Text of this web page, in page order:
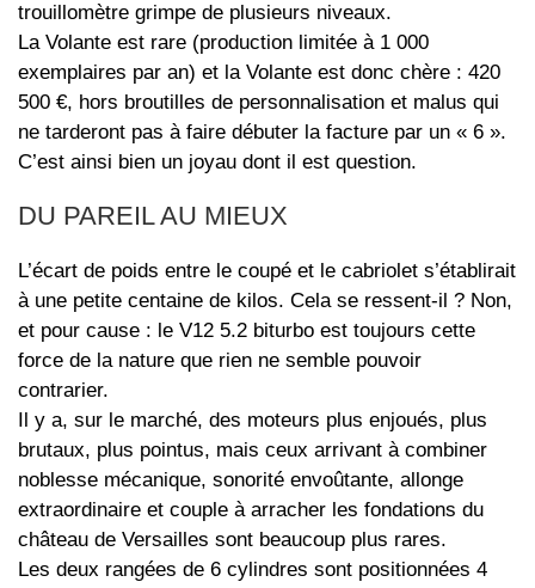
trouillomètre grimpe de plusieurs niveaux.
La Volante est rare (production limitée à 1 000
exemplaires par an) et la Volante est donc chère : 420
500 €, hors broutilles de personnalisation et malus qui
ne tarderont pas à faire débuter la facture par un « 6 ».
C’est ainsi bien un joyau dont il est question.
DU PAREIL AU MIEUX
L’écart de poids entre le coupé et le cabriolet s’établirait
à une petite centaine de kilos. Cela se ressent-il ? Non,
et pour cause : le V12 5.2 biturbo est toujours cette
force de la nature que rien ne semble pouvoir
contrarier.
Il y a, sur le marché, des moteurs plus enjoués, plus
brutaux, plus pointus, mais ceux arrivant à combiner
noblesse mécanique, sonorité envoûtante, allonge
extraordinaire et couple à arracher les fondations du
château de Versailles sont beaucoup plus rares.
Les deux rangées de 6 cylindres sont positionnées 4